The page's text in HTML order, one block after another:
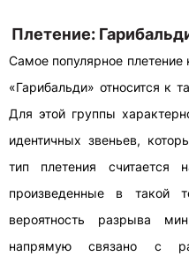
Плетение:
Самое популярное плетение
«Гарибальди» относится к
Для этой группы
идентичных звеньев,
тип плетения считается
произведенные в такой
вероятность разрыва
напрямую связано с